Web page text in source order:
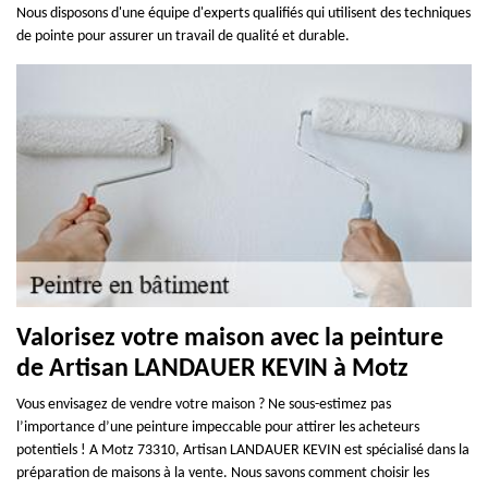
Nous disposons d'une équipe d'experts qualifiés qui utilisent des techniques
de pointe pour assurer un travail de qualité et durable.
Valorisez votre maison avec la peinture
de Artisan LANDAUER KEVIN à Motz
Vous envisagez de vendre votre maison ? Ne sous-estimez pas
l’importance d’une peinture impeccable pour attirer les acheteurs
potentiels ! A Motz 73310, Artisan LANDAUER KEVIN est spécialisé dans la
préparation de maisons à la vente. Nous savons comment choisir les